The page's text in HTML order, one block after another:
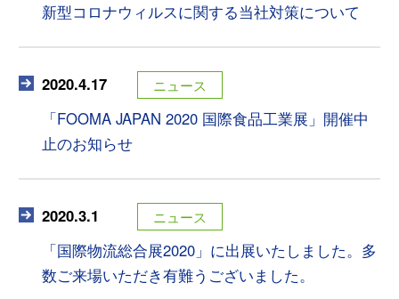
新型コロナウィルスに関する当社対策について
2020.4.17 ニュース
「FOOMA JAPAN 2020 国際食品工業展」開催中
止のお知らせ
2020.3.1 ニュース
「国際物流総合展2020」に出展いたしました。多
数ご来場いただき有難うございました。